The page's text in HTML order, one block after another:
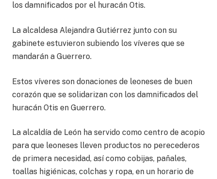
los damnificados por el huracán Otis.
La alcaldesa Alejandra Gutiérrez junto con su
gabinete estuvieron subiendo los víveres que se
mandarán a Guerrero.
Estos víveres son donaciones de leoneses de buen
corazón que se solidarizan con los damnificados del
huracán Otis en Guerrero.
La alcaldía de León ha servido como centro de acopio
para que leoneses lleven productos no perecederos
de primera necesidad, así como cobijas, pañales,
toallas higiénicas, colchas y ropa, en un horario de